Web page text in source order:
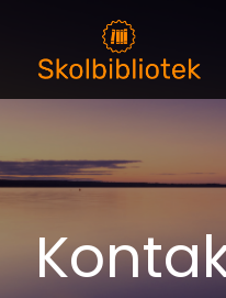
content